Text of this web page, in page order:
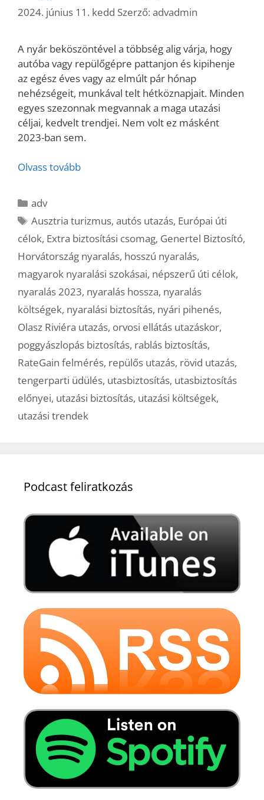
2024. június 11. kedd Szerző: advadmin
A nyár beköszöntével a többség alig várja, hogy
autóba vagy repülőgépre pattanjon és kipihenje
az egész éves vagy az elmúlt pár hónap
nehézségeit, munkával telt hétköznapjait. Minden
egyes szezonnak megvannak a maga utazási
céljai, kedvelt trendjei. Nem volt ez másként
2023-ban sem.
Olvass tovább
Kategória
adv
Címkék
Ausztria turizmus,autós utazás, Európai úti
célok, Extra biztosítási csomag, Genertel Biztosító,
Horvátország nyaralás, hosszú nyaralás,
magyarok nyaralási szokásai, népszerű úti célok,
nyaralás 2023, nyaralás hossza, nyaralás
költségek, nyaralási biztosítás, nyári pihenés,
Olasz Riviéra utazás, orvosi ellátás utazáskor,
poggyászlopás biztosítás, rablás biztosítás,
RateGain felmérés, repülős utazás, rövid utazás,
tengerparti üdülés, utasbiztosítás, utasbiztosítás
előnyei, utazási biztosítás, utazási költségek,
utazási trendek
Podcast feliratkozás